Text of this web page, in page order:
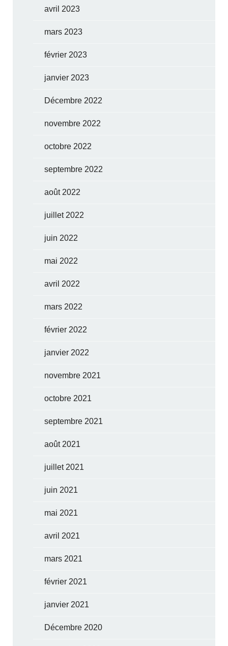
avril 2023
mars 2023
février 2023
janvier 2023
Décembre 2022
novembre 2022
octobre 2022
septembre 2022
août 2022
juillet 2022
juin 2022
mai 2022
avril 2022
mars 2022
février 2022
janvier 2022
novembre 2021
octobre 2021
septembre 2021
août 2021
juillet 2021
juin 2021
mai 2021
avril 2021
mars 2021
février 2021
janvier 2021
Décembre 2020